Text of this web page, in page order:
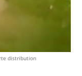
distribution